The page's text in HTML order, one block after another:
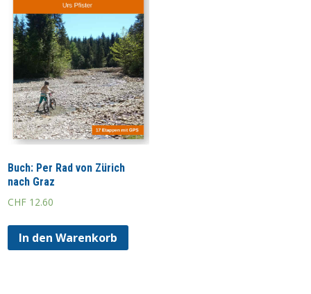
Buch: Per Rad von Zürich
nach Graz
CHF 12.60
In den Warenkorb